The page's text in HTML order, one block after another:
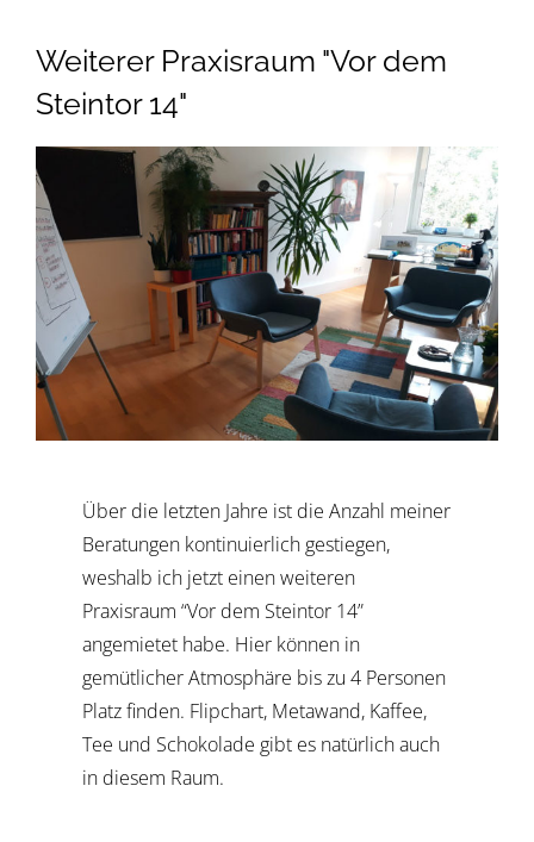
Weiterer Praxisraum "Vor dem
Steintor 14"
View
Larger
Image
Über die letzten Jahre ist die Anzahl meiner
Beratungen kontinuierlich gestiegen,
weshalb ich jetzt einen weiteren
Praxisraum “Vor dem Steintor 14”
angemietet habe. Hier können in
gemütlicher Atmosphäre bis zu 4 Personen
Platz finden. Flipchart, Metawand, Kaffee,
Tee und Schokolade gibt es natürlich auch
in diesem Raum.